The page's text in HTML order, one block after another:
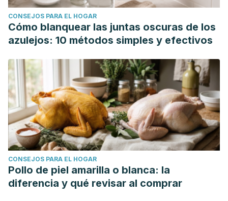
CONSEJOS PARA EL HOGAR
Cómo blanquear las juntas oscuras de los
azulejos: 10 métodos simples y efectivos
CONSEJOS PARA EL HOGAR
Pollo de piel amarilla o blanca: la
diferencia y qué revisar al comprar